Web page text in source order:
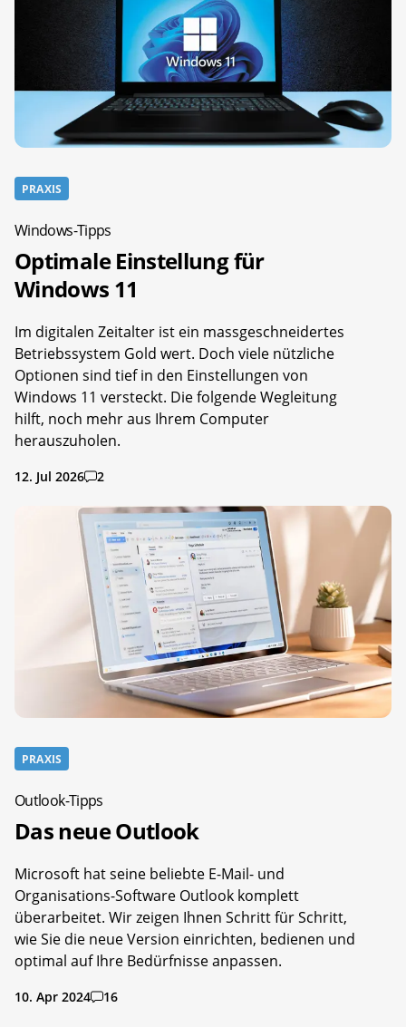
PRAXIS
Windows-Tipps
Optimale Einstellung für
Windows 11
Im digitalen Zeitalter ist ein massgeschneidertes
Betriebssystem Gold wert. Doch viele nützliche
Optionen sind tief in den Einstellungen von
Windows 11 versteckt. Die folgende Wegleitung
hilft, noch mehr aus Ihrem Computer
herauszuholen.
12. Jul 2026 2
PRAXIS
Outlook-Tipps
Das neue Outlook
Microsoft hat seine beliebte E-Mail- und
Organisations-Software Outlook komplett
überarbeitet. Wir zeigen Ihnen Schritt für Schritt,
wie Sie die neue Version einrichten, bedienen und
optimal auf Ihre Bedürfnisse anpassen.
10. Apr 2024 16